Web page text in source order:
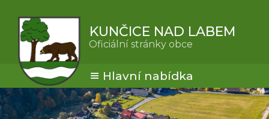
KUNČICE NAD LABEM
Oficiální stránky obce
Hlavní nabídka